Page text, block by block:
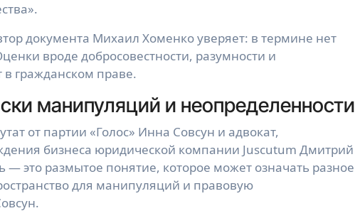
документа Михаил Хоменко уверяет: в термине нет
вроде добросовестности, разумности и
в гражданском праве.
манипуляций и неопределенности
от партии «Голос» Инна Совсун и адвокат,
бизнеса юридической компании Juscutum Дмитрий
это размытое понятие, которое может означать разное
для манипуляций и правовую